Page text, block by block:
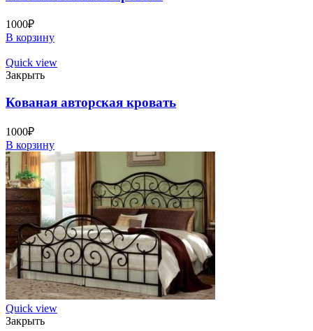
1000₽
В корзину
Quick view
Закрыть
Кованая авторская кровать
1000₽
В корзину
Quick view
Закрыть